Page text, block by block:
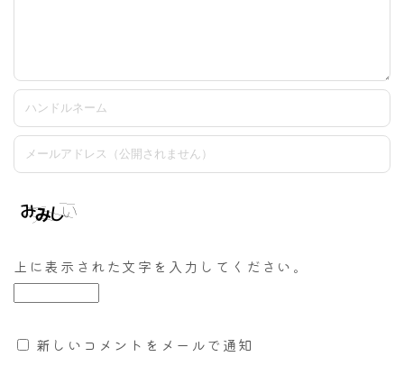
上に表示された文字を入力してください。
新しいコメントをメールで通知